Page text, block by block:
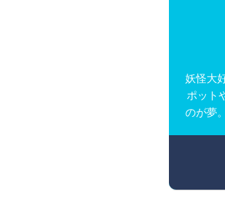
妖怪大
ポット
のが夢